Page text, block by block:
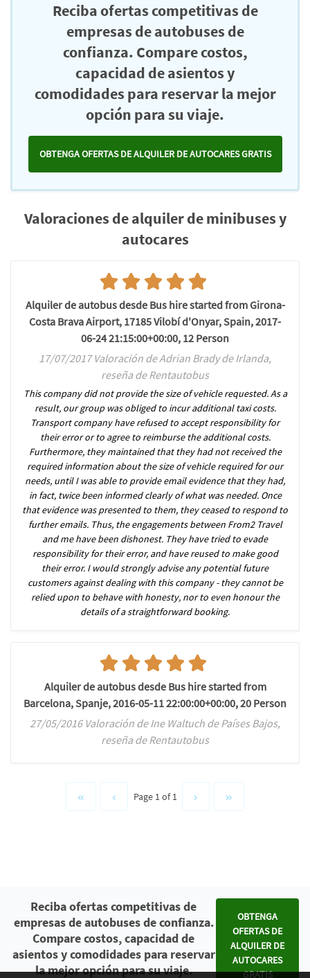
Reciba ofertas competitivas de
empresas de autobuses de
confianza. Compare costos,
capacidad de asientos y
comodidades para reservar la mejor
opción para su viaje.
OBTENGA OFERTAS DE ALQUILER DE AUTOCARES GRATIS
Valoraciones de alquiler de minibuses y
autocares
Alquiler de autobus desde Bus hire started from Girona-
Costa Brava Airport, 17185 Vilobí d'Onyar, Spain, 2017-
06-24 21:15:00+00:00, 12 Person
17/07/2017 Valoración de Adrian Brady de Irlanda,
reseña de Rentautobus
This company did not provide the size of vehicle requested. As a
result, our group was obliged to incur additional taxi costs.
Transport company have refused to accept responsibility for
their error or to agree to reimburse the additional costs.
Furthermore, they maintained that they had not received the
required information about the size of vehicle required for our
needs, until I was able to provide email evidence that they had,
in fact, twice been informed clearly of what was needed. Once
that evidence was presented to them, they ceased to respond to
further emails. Thus, the engagements between From2 Travel
and me have been dishonest. They have tried to evade
responsibility for their error, and have reused to make good
their error. I would strongly advise any potential future
customers against dealing with this company - they cannot be
relied upon to behave with honesty, nor to even honour the
details of a straightforward booking.
Alquiler de autobus desde Bus hire started from
Barcelona, Spanje, 2016-05-11 22:00:00+00:00, 20 Person
27/05/2016 Valoración de Ine Waltuch de Países Bajos,
reseña de Rentautobus
Page 1 of 1
Reciba ofertas competitivas de
empresas de autobuses de confianza.
Compare costos, capacidad de
asientos y comodidades para reservar
la mejor opción para su viaje.
OBTENGA
OFERTAS DE
ALQUILER DE
AUTOCARES
GRATIS